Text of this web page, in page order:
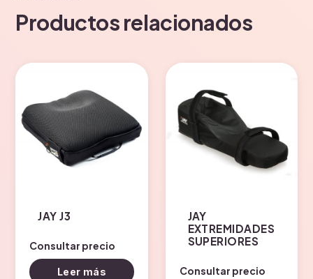
Productos relacionados
JAY J3
Consultar precio
Leer más
JAY
EXTREMIDADES
SUPERIORES
Consultar precio